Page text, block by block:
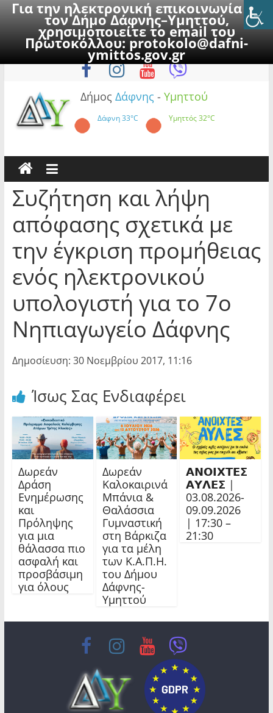
Για την ηλεκτρονική επικοινωνία με
τον Δήμο Δάφνης–Υμηττού,
χρησιμοποιείτε το email του
Πρωτοκόλλου:protokolo@dafni-
ymittos.gov.gr
to
Κυριακή, 9 Αυγούστου 2026
Δήμος Δάφνης - Υμηττού
Δάφνη33°C Υμηττός32°C
Συζήτηση και λήψη
απόφασης σχετικά με
την έγκριση προμήθειας
ενός ηλεκτρονικού
υπολογιστή για το 7ο
Νηπιαγωγείο Δάφνης
Δημοσίευση: 30 Νοεμβρίου 2017, 11:16
Ίσως Σας Ενδιαφέρει
Δωρεάν
Δράση
Ενημέρωσης
και
Πρόληψης
για μια
θάλασσα πιο
ασφαλή και
προσβάσιμη
για όλους
Δωρεάν
Καλοκαιρινά
Μπάνια &
Θαλάσσια
Γυμναστική
στη Βάρκιζα
για τα μέλη
των Κ.Α.Π.Η.
του Δήμου
Δάφνης-
Υμηττού
𝝖𝝢𝝤𝝞𝝬𝝩𝝚𝝨
𝝖𝝪𝝠𝝚𝝨 |
03.08.2026-
09.09.2026
| 17:30 –
21:30